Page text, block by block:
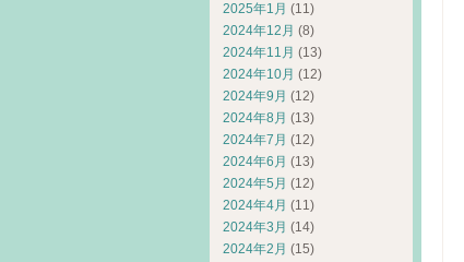
2025年1月 (11)
2024年12月 (8)
2024年11月 (13)
2024年10月 (12)
2024年9月 (12)
2024年8月 (13)
2024年7月 (12)
2024年6月 (13)
2024年5月 (12)
2024年4月 (11)
2024年3月 (14)
2024年2月 (15)